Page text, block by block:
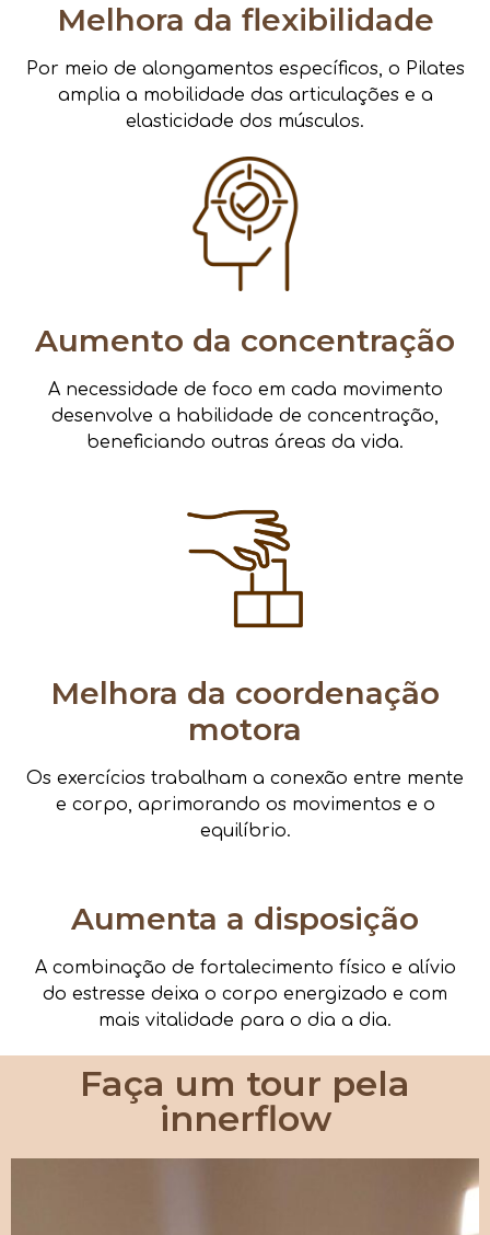
Melhora da flexibilidade
Por meio de alongamentos específicos, o Pilates
amplia a mobilidade das articulações e a
elasticidade dos músculos.
Aumento da concentração
A necessidade de foco em cada movimento
desenvolve a habilidade de concentração,
beneficiando outras áreas da vida.
Melhora da coordenação
motora
Os exercícios trabalham a conexão entre mente
e corpo, aprimorando os movimentos e o
equilíbrio.
Aumenta a disposição
A combinação de fortalecimento físico e alívio
do estresse deixa o corpo energizado e com
mais vitalidade para o dia a dia.
Faça um tour pela
innerflow